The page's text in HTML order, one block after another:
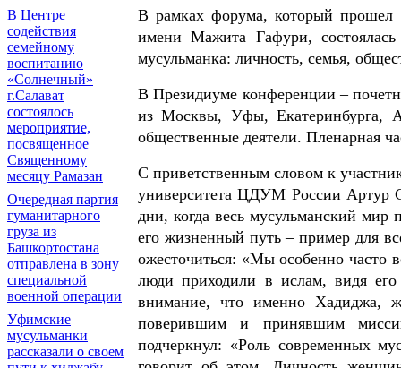
В Центре
содействия
семейному
воспитанию
«Солнечный»
г.Салават
состоялось
мероприятие,
посвященное
Священному
месяцу Рамазан
Очередная партия
гуманитарного
груза из
Башкортостана
отправлена в зону
специальной
военной операции
Уфимские
мусульманки
рассказали о своем
В рамках форума, который прошел
имени Мажита Гафури, состоялась
мусульманка: личность, семья,
В Президиуме конференции –
из Москвы, Уфы, Екатеринбурга,
общественные деятели. Пленарная
С приветственным словом к
университета ЦДУМ России Артур
дни, когда весь мусульманский
его жизненный путь – пример для
ожесточиться: «Мы особенно
люди приходили в ислам, видя
внимание, что именно Хадиджа,
поверившим и принявшим
подчеркнул: «Роль современных